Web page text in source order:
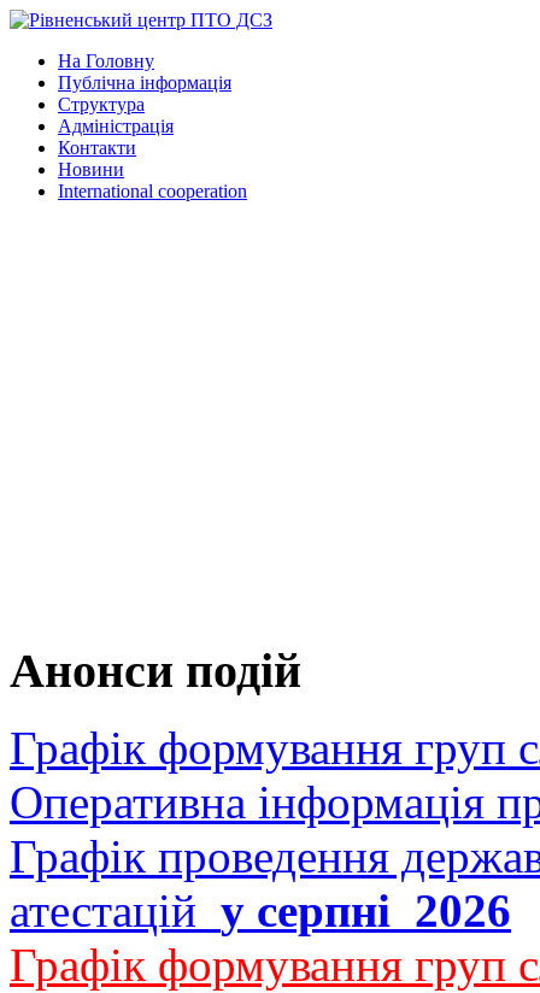
На Головну
Публічна інформація
Структура
Адміністрація
Контакти
Новини
International cooperation
Анонси подій
Графік формування груп
Оперативна інформація
Графік проведення
атестацій у серпні 2026
Графік формування груп